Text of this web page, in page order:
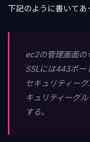
下記のように書いてあ
ec2の管理画面の
SSLには443ポー
セキュリティー
キュリティーグ
する。